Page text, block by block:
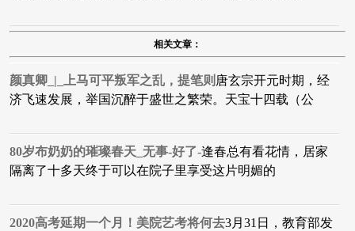
相关文章：
颜真卿_|_上马可平叛军之乱，提笔则 唐玄宗开元时期，经
济飞速发展，举国沉醉于盛世之繁荣。天宝十四载（公
80岁布奶奶的璀璨春天_无事-好了-逢春总有看花情，居家
隔离了十多天终于可以在院子里享受这片明媚的
2020高考延期一个月！美院艺考将何去3月31日，教育部发